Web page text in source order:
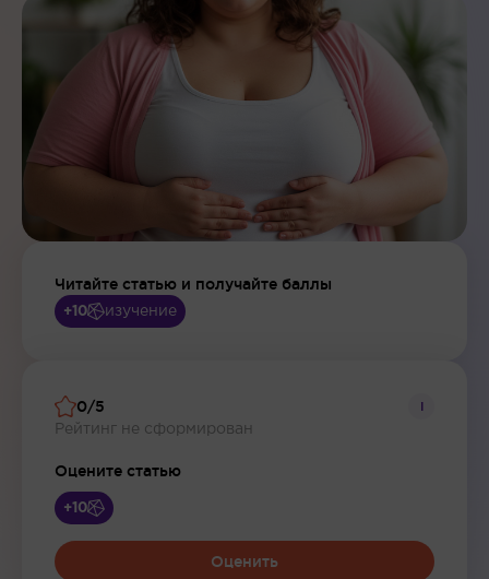
Читайте статью и получайте баллы
+10 изучение
0/5
Рейтинг не сформирован
i
Оцените статью
+10
Оценить